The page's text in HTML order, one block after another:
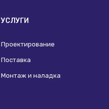
УСЛУГИ
Проектирование
Поставка
Монтаж и наладка